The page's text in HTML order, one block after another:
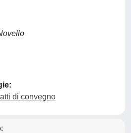
di convegno